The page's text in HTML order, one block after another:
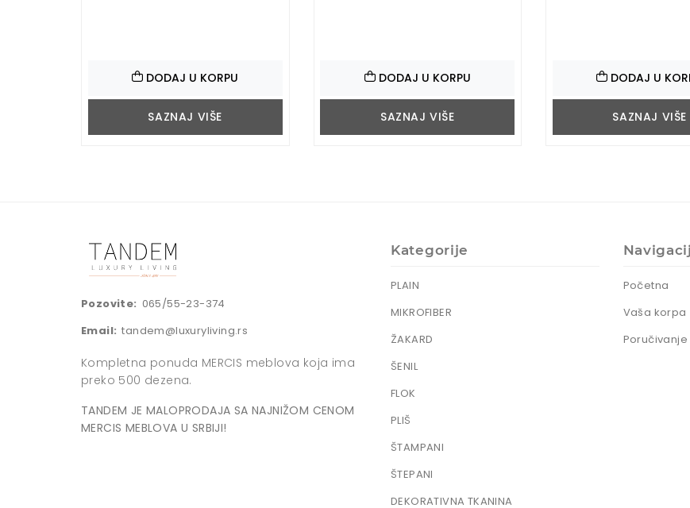
DODAJ U KORPU
SAZNAJ VIŠE
DODAJ U KORPU
SAZNAJ VIŠE
DODAJ U
SAZNAJ VIŠE
Pozovite: 065/55-23-374
Email: tandem@luxuryliving.rs
Kompletna ponuda MERCIS meblova koja ima
preko 500 dezena.
TANDEM JE MALOPRODAJA SA NAJNIŽOM CENOM
MERCIS MEBLOVA U SRBIJI!
Kategorije
PLAIN
MIKROFIBER
ŽAKARD
ŠENIL
FLOK
PLIŠ
ŠTAMPANI
ŠTEPANI
DEKORATIVNA TKANINA
Početna
Vaša korpa
Poručivanje